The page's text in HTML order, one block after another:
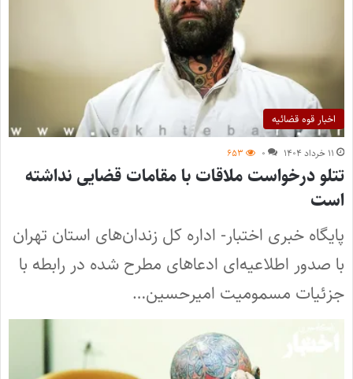
اخبار قوه قضائیه
۱۱ خرداد ۱۴۰۴ ۰ ۶۵۳
تتلو درخواست ملاقات با مقامات قضایی نداشته
است
پایگاه خبری اختبار- اداره کل زندان‌های استان تهران
با صدور اطلاعیه‌ای ادعاهای مطرح شده در رابطه با
جزئیات مسمومیت امیرحسین…